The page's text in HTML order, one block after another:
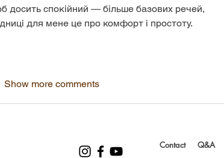
досить спокійний — більше базових речей,
для мене це про комфорт і простоту.
Show more comments
Contact Q&A